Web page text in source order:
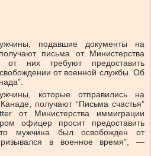
подавшие документы на
письма от Министерства
них требуют предоставить
от военной службы. Об
которые отправились на
получают “Письма счастья”
от Министерства иммиграции
офицер просит предоставить
мужчина был освобожден от
в военное время”, —